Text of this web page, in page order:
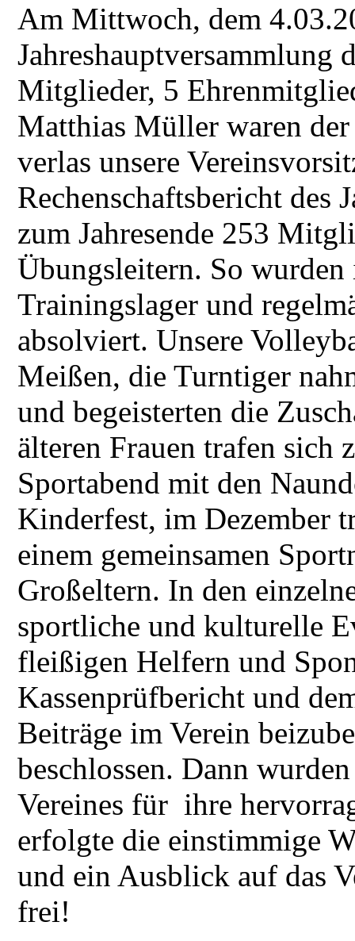
Am Mittwoch, dem
Jahreshauptversammlung
Mitglieder, 5
Matthias Müller waren
verlas unsere
Rechenschaftsbericht des
zum Jahresende 253
Übungsleitern. So wurden
Trainingslager und
absolviert. Unsere
Meißen, die Turntiger
und begeisterten die
älteren Frauen trafen sich
Sportabend mit den
Kinderfest, im Dezember
einem gemeinsamen
Großeltern. In den
sportliche und kulturelle
fleißigen Helfern und
Kassenprüfbericht und
Beiträge im Verein
beschlossen. Dann
Vereines für ihre
erfolgte die einstimmige
und ein Ausblick auf das
frei!